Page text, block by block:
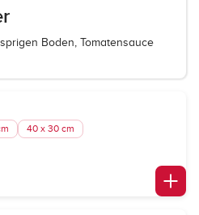
Boden, Tomatensauce
40 x 30 cm